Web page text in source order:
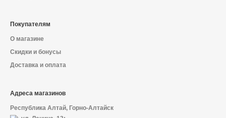
Покупателям
О магазине
Скидки и бонусы
Доставка и оплата
Адреса магазинов
Республика Алтай, Горно-Алтайск